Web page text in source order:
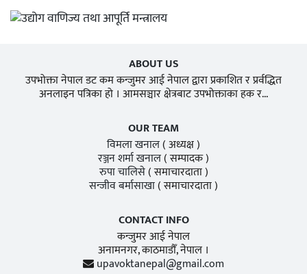
ABOUT US
उपभोक्ता नेपाल डट कम कन्जुमर आई नेपाल द्वारा प्रकाशित र प्रर्वद्धित
अनलाइन पत्रिका हो । आमसञ्चार क्षेत्रबाट उपभोक्ताका हक र...
OUR TEAM
विमला खनाल( अध्यक्ष )
रञ्जन शर्मा खनाल( सम्पादक )
रुपा चालिसे( समाचारदाता )
सन्जीव बर्मासाखा( समाचारदाता )
CONTACT INFO
कन्जुमर आई नेपाल
अनामनगर, काठमाडाैँ, नेपाल ।
upavoktanepal@gmail.com